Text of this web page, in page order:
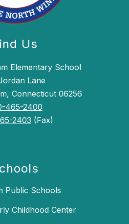
Us
Elementary School
Lane
Connecticut 06256
465-2400
2403 (Fax)
Public Schools
Childhood Center